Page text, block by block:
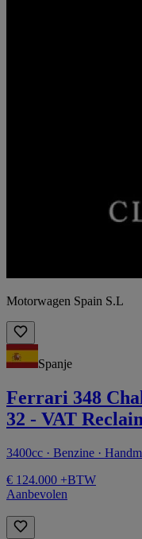
Motorwagen Spain S.L
Spanje
Ferrari 348
32 - VAT
3400cc · Benzine ·
€ 124.000 +BTW
Aanbevolen